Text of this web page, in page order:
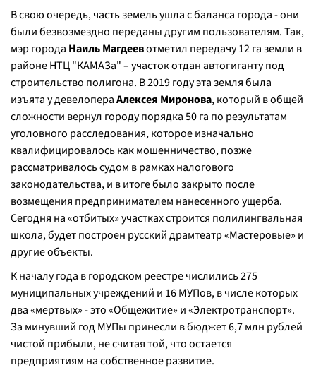
В свою очередь, часть земель ушла с баланса города - они
были безвозмездно переданы другим пользователям. Так,
мэр города Наиль Магдеевотметил передачу 12 га земли в
районе НТЦ "КАМАЗа" – участок отдан автогиганту под
строительство полигона. В 2019 году эта земля была
изъята у девелопераАлексея Миронова, который в общей
сложности вернул городу порядка 50 га по результатам
уголовного расследования, которое изначально
квалифицировалось как мошенничество, позже
рассматривалось судом в рамках налогового
законодательства, и в итоге было закрыто после
возмещения предпринимателем нанесенного ущерба.
Сегодня на «отбитых» участках строится полилингвальная
школа, будет построен русский драмтеатр «Мастеровые» и
другие объекты.
К началу года в городском реестре числились 275
муниципальных учреждений и 16 МУПов, в числе которых
два «мертвых» - это «Общежитие» и «Электротранспорт».
За минувший год МУПы принесли в бюджет 6,7 млн рублей
чистой прибыли, не считая той, что остается
предприятиям на собственное развитие.